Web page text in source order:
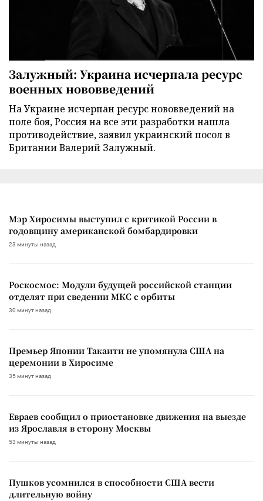
Залужный: Украина исчерпала ресурс
военных нововведений
На Украине исчерпан ресурс нововведений на
поле боя, Россия на все эти разработки нашла
противодействие, заявил украинский посол в
Британии Валерий Залужный.
Мэр Хиросимы выступил с критикой России в
годовщину американской бомбардировки
23 минуты назад
Роскосмос: Модули будущей российской станции
отделят при сведении МКС с орбиты
30 минут назад
Премьер Японии Такаити не упомянула США на
церемонии в Хиросиме
35 минут назад
Евраев сообщил о приостановке движения на выезде
из Ярославля в сторону Москвы
53 минуты назад
Пушков усомнился в способности США вести
длительную войну